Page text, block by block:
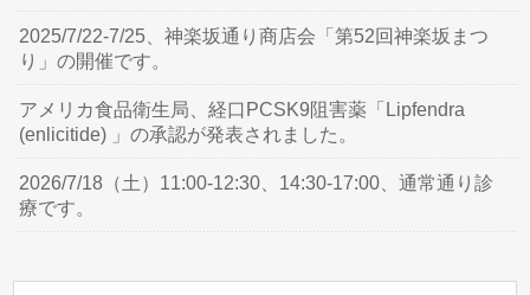
2025/7/22-7/25、神楽坂通り商店会「第52回神楽坂まつ
り」の開催です。
アメリカ食品衛生局、経口PCSK9阻害薬「Lipfendra
(enlicitide) 」の承認が発表されました。
2026/7/18（土）11:00-12:30、14:30-17:00、通常通り診
療です。